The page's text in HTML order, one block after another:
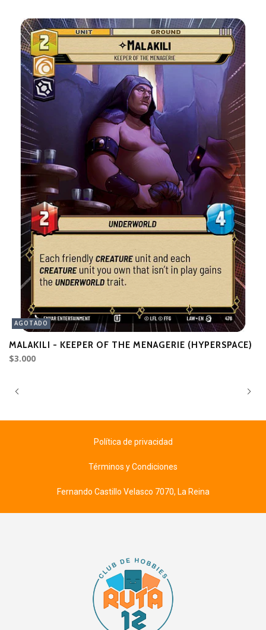
AGOTADO
MALAKILI - KEEPER OF THE MENAGERIE (HYPERSPACE)
$3.000
Política de privacidad
Términos y Condiciones
Fernando Castillo Velasco 7070, La Reina